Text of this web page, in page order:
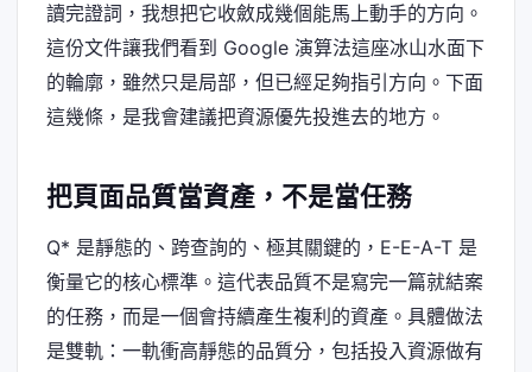
讀完證詞，我想把它收斂成幾個能馬上動手的方向。
這份文件讓我們看到 Google 演算法這座冰山水面下
的輪廓，雖然只是局部，但已經足夠指引方向。下面
這幾條，是我會建議把資源優先投進去的地方。
把頁面品質當資產，不是當任務
Q* 是靜態的、跨查詢的、極其關鍵的，E-E-A-T 是
衡量它的核心標準。這代表品質不是寫完一篇就結案
的任務，而是一個會持續產生複利的資產。具體做法
是雙軌：一軌衝高靜態的品質分，包括投入資源做有